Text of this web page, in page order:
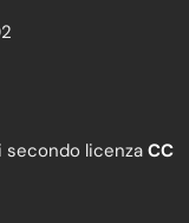
licenzaCC